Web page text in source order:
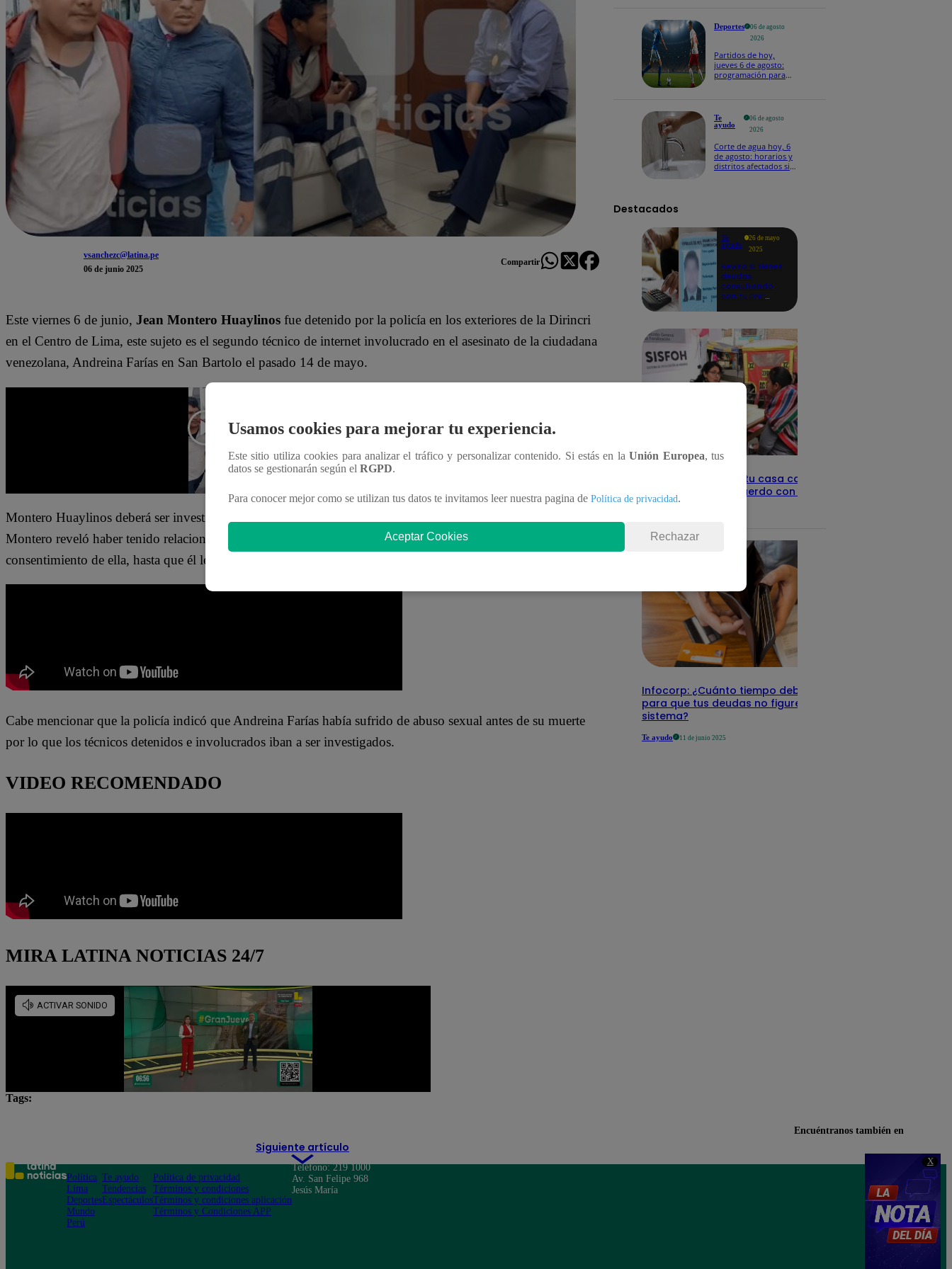
X
vsanchezc@latina.pe
06 de junio 2025
Compartir
Este viernes 6 de junio, Jean Montero Huaylinos fue detenido por la policía en los exteriores de la Dirincri
en el Centro de Lima, este sujeto es el segundo técnico de internet involucrado en el asesinato de la ciudadana
venezolana, Andreina Farías en San Bartolo el pasado 14 de mayo.
Montero Huaylinos deberá ser investigado en el caso de la muerte de Andreina Farías. Entre sus confesiones,
Montero reveló haber tenido relaciones sexuales con la joven venezolana, sin embargo, cuenta que fue con
consentimiento de ella, hasta que él le contó que tenía que irse.
Cabe mencionar que la policía indicó que Andreina Farías había sufrido de abuso sexual antes de su muerte
por lo que los técnicos detenidos e involucrados iban a ser investigados.
VIDEO RECOMENDADO
MIRA LATINA NOTICIAS 24/7
Tags:
Siguiente artículo
Deportes
06 de agosto
2026
Partidos de hoy,
jueves 6 de agosto:
programación para
Te
ayudo
06 de agosto
2026
Corte de agua hoy, 6
de agosto: horarios y
distritos afectados sin
Destacados
Te
ayudo
26 de mayo
2025
Revisa si tienes
deudas
consultando
con tu DNI:
detalles
Revisa con tu DNI si tu casa califica
como pobre, de acuerdo con el Sisfoh
Infocorp: ¿Cuánto tiempo debe pasar
para que tus deudas no figuren en su
sistema?
Te ayudo 11 de junio 2025
Usamos cookies para mejorar tu experiencia.
Este sitio utiliza cookies para analizar el tráfico y personalizar contenido. Si estás en laUnión Europea, tus
datos se gestionarán según el RGPD.
Para conocer mejor como se utilizan tus datos te invitamos leer nuestra pagina de Política de privacidad.
Aceptar Cookies Rechazar
Encuéntranos también en
Política
Lima
Deportes
Mundo
Perú
Te ayudo
Tendencias
Espectáculos
Política de privacidad
Términos y condiciones
Términos y condiciones aplicación
Términos y Condiciones APP
Teléfono: 219 1000
Av. San Felipe 968
Jesús María